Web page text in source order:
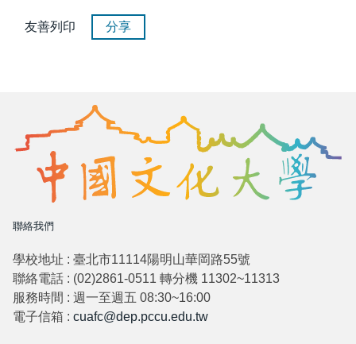
友善列印 分享
聯絡我們
學校地址 : 臺北市11114陽明山華岡路55號
聯絡電話 : (02)2861-0511 轉分機 11302~11313
服務時間 : 週一至週五 08:30~16:00
電子信箱 : cuafc@dep.pccu.edu.tw